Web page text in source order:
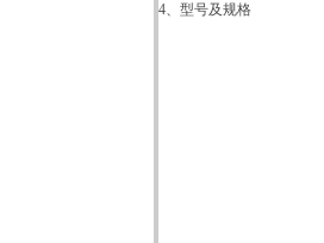
4、型号及规格